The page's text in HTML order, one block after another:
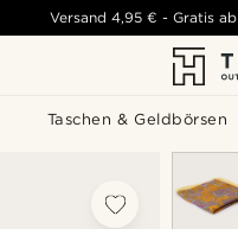
Taschen & Geldbörsen
Versand 4,95 € -Gratis ab